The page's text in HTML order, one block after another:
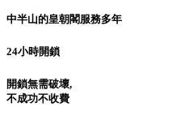
中半山的皇朝閣服務多年
24小時開鎖
開鎖無需破壞,
不成功不收費